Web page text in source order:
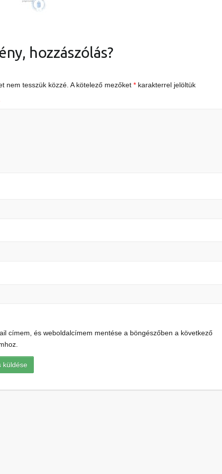
hozzászólás?
nem tesszük közzé. A kötelező mezőket* karakterrel jelöltük
címem, és weboldalcímem mentése a böngészőben a következő